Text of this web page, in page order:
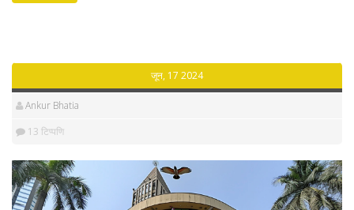
जून, 17 2024
Ankur Bhatia
13 टिप्पणि